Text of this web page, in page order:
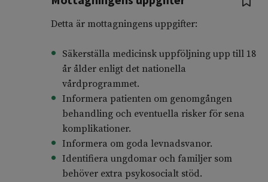
Detta är mottagningens uppgifter:
Säkerställa medicinsk uppföljning upp till 18
år ålder enligt det nationella
vårdprogrammet.
Informera patienten om genomgången
behandling och eventuella risker för sena
komplikationer.
Informera om goda levnadsvanor.
Identifiera ungdomar och familjer som
behöver extra psykosocialt stöd.